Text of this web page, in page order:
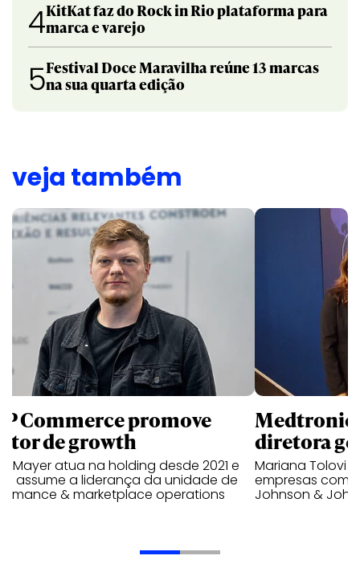
4KitKat faz do Rock in Rio plataforma para
marca e varejo
5Festival Doce Maravilha reúne 13 marcas
na sua quarta edição
veja também
Commerce promove
de growth
Mayer atua na holding desde 2021 e
assume a liderança da unidade de
& marketplace operations
Medtronic
diretora
Mariana Tolovi
empresas
Johnson &